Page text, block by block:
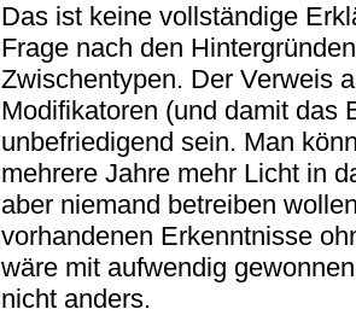
Das ist keine vollständige
Frage nach den
Zwischentypen. Der Verweis
Modifikatoren (und damit das
unbefriedigend sein. Man
mehrere Jahre mehr Licht in
aber niemand betreiben
vorhandenen Erkenntnisse
wäre mit aufwendig
nicht anders.